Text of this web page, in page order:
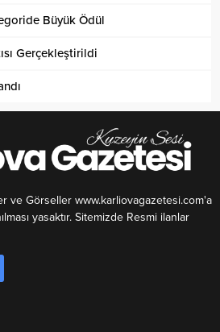
Büyük Ödül
Gerçekleştirildi
ve Görseller www.karliovagazetesi.com'a
yasaktır. Sitemizde Resmi ilanlar